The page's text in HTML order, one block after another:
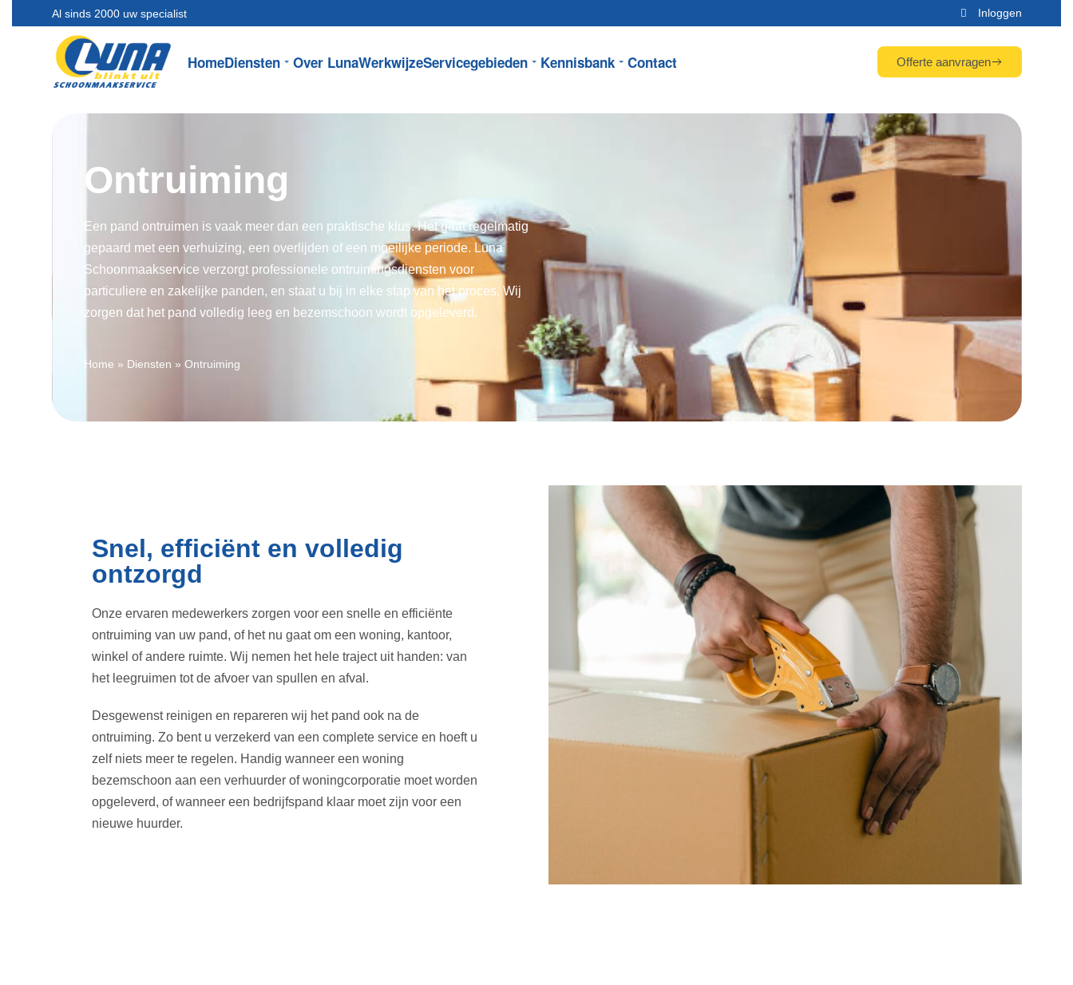
Al sinds 2000 uw specialist Inloggen
HomeDiensten Over LunaWerkwijzeServicegebieden Kennisbank Contact Offerte aanvragen
Ontruiming
Een pand ontruimen is vaak meer dan een praktische klus. Het gaat regelmatig
gepaard met een verhuizing, een overlijden of een moeilijke periode. Luna
Schoonmaakservice verzorgt professionele ontruimingsdiensten voor
particuliere en zakelijke panden, en staat u bij in elke stap van het proces. Wij
zorgen dat het pand volledig leeg en bezemschoon wordt opgeleverd.
Home » Diensten » Ontruiming
Snel, efficiënt en volledig
ontzorgd
Onze ervaren medewerkers zorgen voor een snelle en efficiënte
ontruiming van uw pand, of het nu gaat om een woning, kantoor,
winkel of andere ruimte. Wij nemen het hele traject uit handen: van
het leegruimen tot de afvoer van spullen en afval.
Desgewenst reinigen en repareren wij het pand ook na de
ontruiming. Zo bent u verzekerd van een complete service en hoeft u
zelf niets meer te regelen. Handig wanneer een woning
bezemschoon aan een verhuurder of woningcorporatie moet worden
opgeleverd, of wanneer een bedrijfspand klaar moet zijn voor een
nieuwe huurder.